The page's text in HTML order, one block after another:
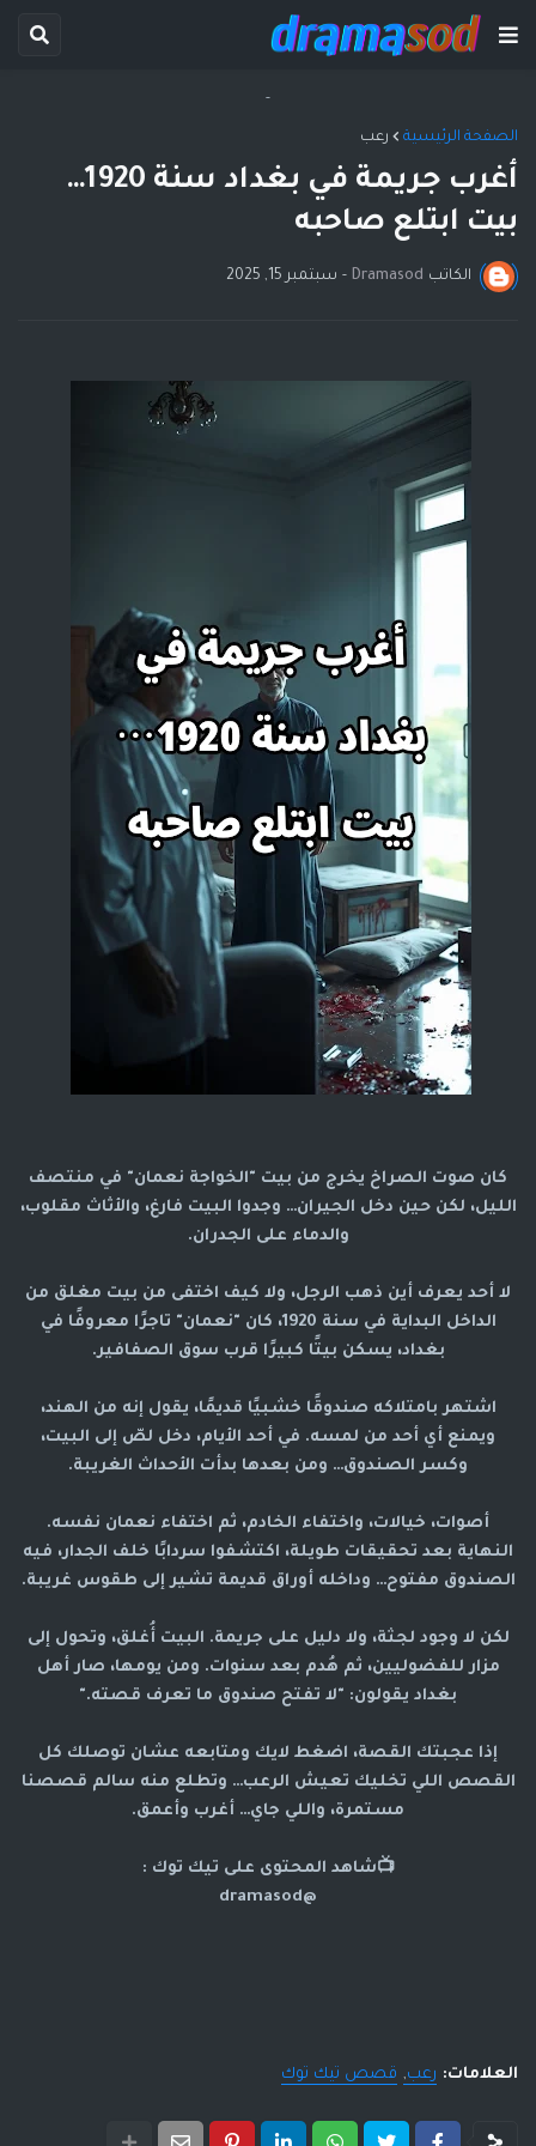
-
الصفحة الرئيسية رعب
أغرب جريمة في بغداد سنة 1920…
بيت ابتلع صاحبه
الكاتب Dramasod
- سبتمبر 15, 2025
كان صوت الصراخ يخرج من بيت "الخواجة نعمان" في منتصف
الليل، لكن حين دخل الجيران… وجدوا البيت فارغ، والأثاث مقلوب،
والدماء على الجدران.
لا أحد يعرف أين ذهب الرجل، ولا كيف اختفى من بيت مغلق من
الداخل البداية في سنة 1920، كان "نعمان" تاجرًا معروفًا في
بغداد، يسكن بيتًا كبيرًا قرب سوق الصفافير.
اشتهر بامتلاكه صندوقًا خشبيًا قديمًا، يقول إنه من الهند،
ويمنع أي أحد من لمسه. في أحد الأيام، دخل لصّ إلى البيت،
وكسر الصندوق… ومن بعدها بدأت الأحداث الغريبة.
أصوات، خيالات، واختفاء الخادم، ثم اختفاء نعمان نفسه.
النهاية بعد تحقيقات طويلة، اكتشفوا سردابًا خلف الجدار، فيه
الصندوق مفتوح… وداخله أوراق قديمة تشير إلى طقوس غريبة.
لكن لا وجود لجثة، ولا دليل على جريمة. البيت أُغلق، وتحول إلى
مزار للفضوليين، ثم هُدم بعد سنوات. ومن يومها، صار أهل
بغداد يقولون: "لا تفتح صندوق ما تعرف قصته."
إذا عجبتك القصة، اضغط لايك ومتابعه عشان توصلك كل
القصص اللي تخليك تعيش الرعب… وتطلع منه سالم قصصنا
مستمرة، واللي جاي… أغرب وأعمق.
📺شاهد المحتوى على تيك توك :
@dramasod
العلامات: رعب قصص تيك توك